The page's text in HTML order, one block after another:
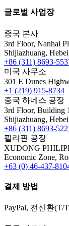
글로벌 사업장
중국 본사
3rd Floor, Nanhai
Shijiazhuang,
+86 (311) 8693-
미국 사무소
301 E Dunes
+1 (219) 915-8734
중국 하네스 공장
3rd Floor, Building
Shijiazhuang,
+86 (311) 8693-
필리핀 공장
XUDONG
Economic Zone,
+63 (0) 46-437-
결제 방법
PayPal, 전신환(T/